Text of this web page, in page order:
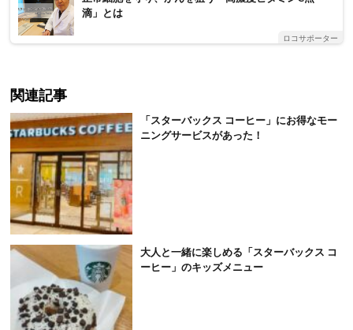
滴」とは
ロコサポーター
関連記事
「スターバックス コーヒー」にお得なモー
ニングサービスがあった！
大人と一緒に楽しめる「スターバックス コ
ーヒー」のキッズメニュー